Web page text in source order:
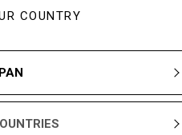
COUNTRY
方・会員以